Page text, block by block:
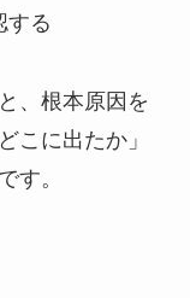
する
、根本原因を
こに出たか」
す。